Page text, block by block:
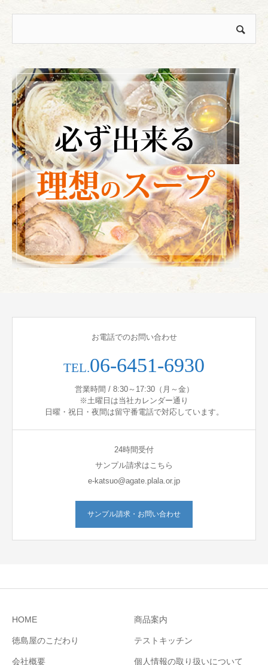
お電話でのお問い合わせ
TEL.06-6451-6930
営業時間 / 8:30～17:30（月～金）
※土曜日は当社カレンダー通り
日曜・祝日・夜間は留守番電話で対応しています。
24時間受付
サンプル請求はこちら
e-katsuo@agate.plala.or.jp
サンプル請求・お問い合わせ
HOME 商品案内
徳島屋のこだわり テストキッチン
会社概要 個人情報の取り扱いについて